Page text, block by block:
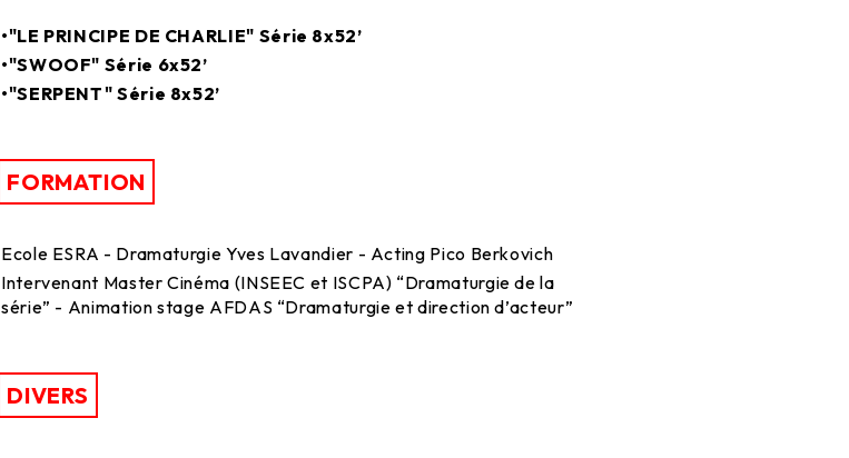
•"LE PRINCIPE DE CHARLIE" Série 8x52’
•"SWOOF" Série 6x52’
•"SERPENT" Série 8x52’
FORMATION
Ecole ESRA - Dramaturgie Yves Lavandier - Acting Pico Berkovich
Intervenant Master Cinéma (INSEEC et ISCPA) “Dramaturgie de la
série” - Animation stage AFDAS “Dramaturgie et direction d’acteur”
DIVERS